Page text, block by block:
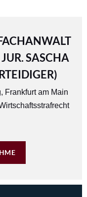
SASCHA
, Frankfurt am Main